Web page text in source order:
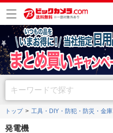
トップ 工具・DIY・防犯・防災・金庫
発電機